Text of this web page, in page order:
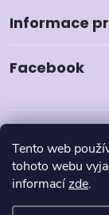
Tento web
tohoto webu
informacízde.
Informace
Facebook